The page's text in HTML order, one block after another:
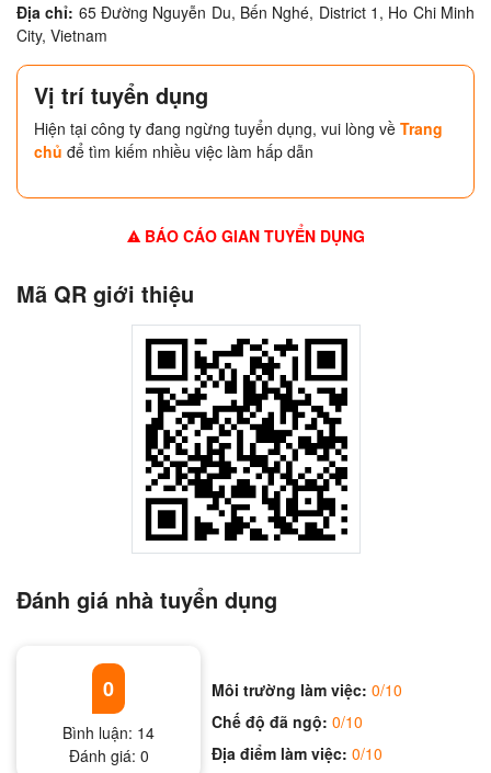
Địa chỉ: 65 Đường Nguyễn Du, Bến Nghé, District 1, Ho Chi Minh
City, Vietnam
Vị trí tuyển dụng
Hiện tại công ty đang ngừng tuyển dụng, vui lòng về Trang
chủ để tìm kiếm nhiều việc làm hấp dẫn
BÁO CÁO GIAN TUYỂN DỤNG
Mã QR giới thiệu
Đánh giá nhà tuyển dụng
0
Bình luận: 14
Đánh giá: 0
Môi trường làm việc:0/10
Chế độ đã ngộ:0/10
Địa điểm làm việc:0/10